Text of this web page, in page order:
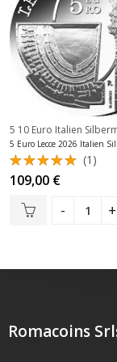
,
5 10 Euro Italien
Bewertet
mit5.00
von 5
(1)
109,00 €
Romacoins